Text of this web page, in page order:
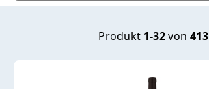
Produkt 1-32von 413